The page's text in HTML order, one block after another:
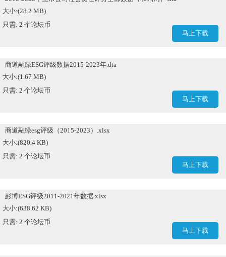
大小:(28.2 MB)
只需: 2 个论坛币
马上下载
商道融绿ESG评级数据2015-2023年.dta
大小:(1.67 MB)
只需: 2 个论坛币
马上下载
商道融绿esg评级（2015-2023）.xlsx
大小:(820.4 KB)
只需: 2 个论坛币
马上下载
彭博ESG评级2011-2021年数据.xlsx
大小:(638.62 KB)
只需: 2 个论坛币
马上下载